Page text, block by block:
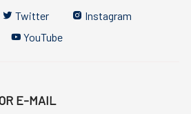
Twitter
Instagram
YouTube
E-MAIL